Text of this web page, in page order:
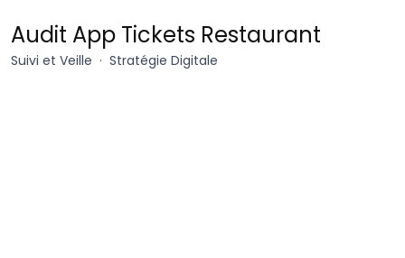
MyEdenred
Audit App Tickets Restaurant
Suivi et Veille Stratégie Digitale